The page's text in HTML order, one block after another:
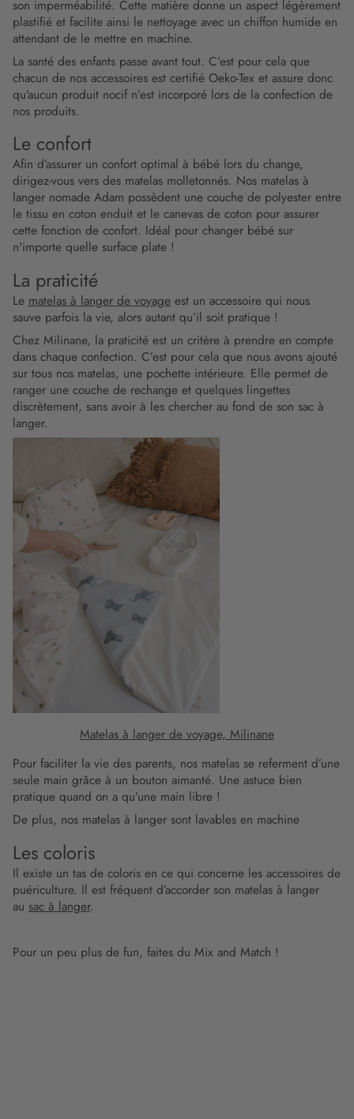
son imperméabilité. Cette matière donne un aspect légèrement
plastifié et facilite ainsi le nettoyage avec un chiffon humide en
attendant de le mettre en machine.
La santé des enfants passe avant tout. C’est pour cela que
chacun de nos accessoires est certifié Oeko-Tex et assure donc
qu’aucun produit nocif n’est incorporé lors de la confection de
nos produits.
Le confort
Afin d’assurer un confort optimal à bébé lors du change,
dirigez-vous vers des matelas molletonnés. Nos matelas à
langer nomade Adam possèdent une couche de polyester entre
le tissu en coton enduit et le canevas de coton pour assurer
cette fonction de confort. Idéal pour changer bébé sur
n'importe quelle surface plate !
La praticité
Le matelas à langer de voyage est un accessoire qui nous
sauve parfois la vie, alors autant qu’il soit pratique !
Chez Milinane, la praticité est un critère à prendre en compte
dans chaque confection. C’est pour cela que nous avons ajouté
sur tous nos matelas, une pochette intérieure. Elle permet de
ranger une couche de rechange et quelques lingettes
discrètement, sans avoir à les chercher au fond de son sac à
langer.
Matelas à langer de voyage, Milinane
Pour faciliter la vie des parents, nos matelas se referment d’une
seule main grâce à un bouton aimanté. Une astuce bien
pratique quand on a qu’une main libre !
De plus, nos matelas à langer sont lavables en machine
Les coloris
Il existe un tas de coloris en ce qui concerne les accessoires de
puériculture. Il est fréquent d’accorder son matelas à langer
au sac à langer.
Pour un peu plus de fun, faites du Mix and Match !